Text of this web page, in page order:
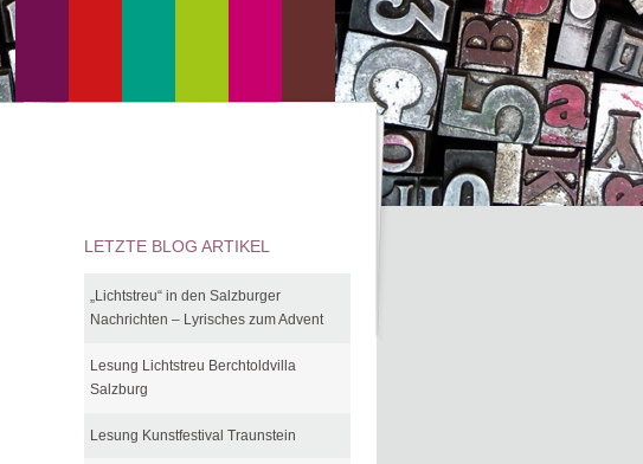
LETZTE BLOG ARTIKEL
„Lichtstreu“ in den Salzburger
Nachrichten – Lyrisches zum Advent
Lesung Lichtstreu Berchtoldvilla
Salzburg
Lesung Kunstfestival Traunstein